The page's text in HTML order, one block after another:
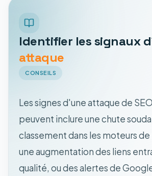
Identifier les signaux
attaque
CONSEILS
Les signes d'une attaque de
peuvent inclure une chute
classement dans les moteurs
une augmentation des liens
qualité, ou des alertes de